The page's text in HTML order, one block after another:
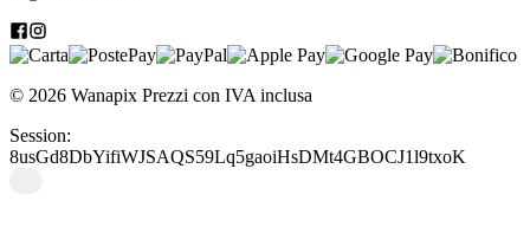
© 2026 Wanapix Prezzi con IVA inclusa
Session:
8usGd8DbYifiWJSAQS59Lq5gaoiHsDMt4GBOCJ1l9txoK